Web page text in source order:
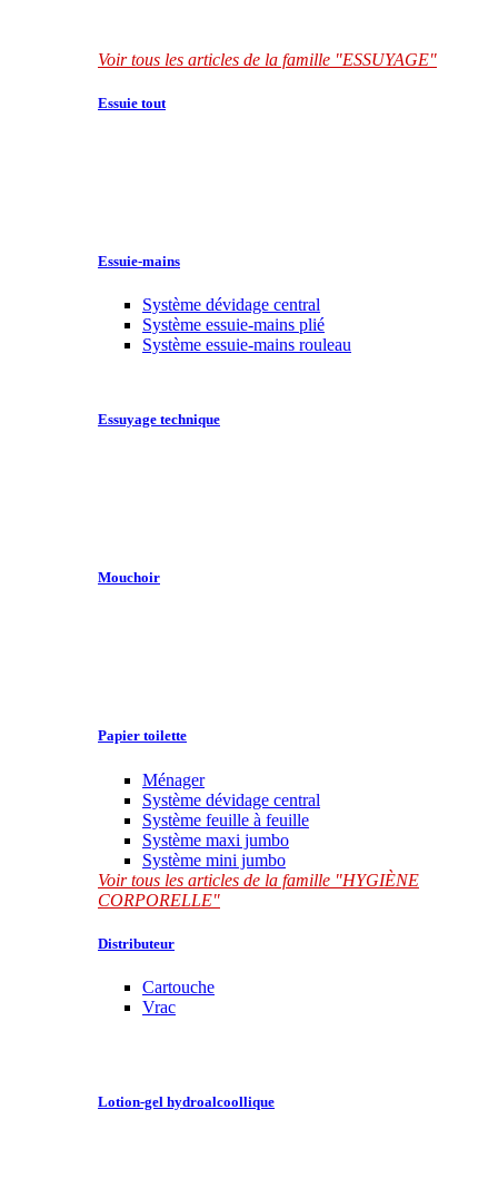
Voir tous les articles de la famille "ESSUYAGE"
Essuie tout
Essuie-mains
Système dévidage central
Système essuie-mains plié
Système essuie-mains rouleau
Essuyage technique
Mouchoir
Papier toilette
Ménager
Système dévidage central
Système feuille à feuille
Système maxi jumbo
Système mini jumbo
Voir tous les articles de la famille "HYGIÈNE
CORPORELLE"
Distributeur
Cartouche
Vrac
Lotion-gel hydroalcoollique